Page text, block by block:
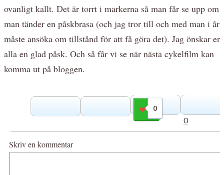
ovanligt kallt. Det är torrt i markerna så man får se upp om
man tänder en påskbrasa (och jag tror till och med man i år
måste ansöka om tillstånd för att få göra det). Jag önskar er
alla en glad påsk. Och så får vi se när nästa cykelfilm kan
komma ut på bloggen.
0
Gilla
0
Skriv en kommentar